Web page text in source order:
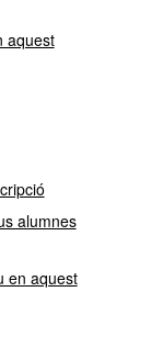
aquest
alumnes
en aquest